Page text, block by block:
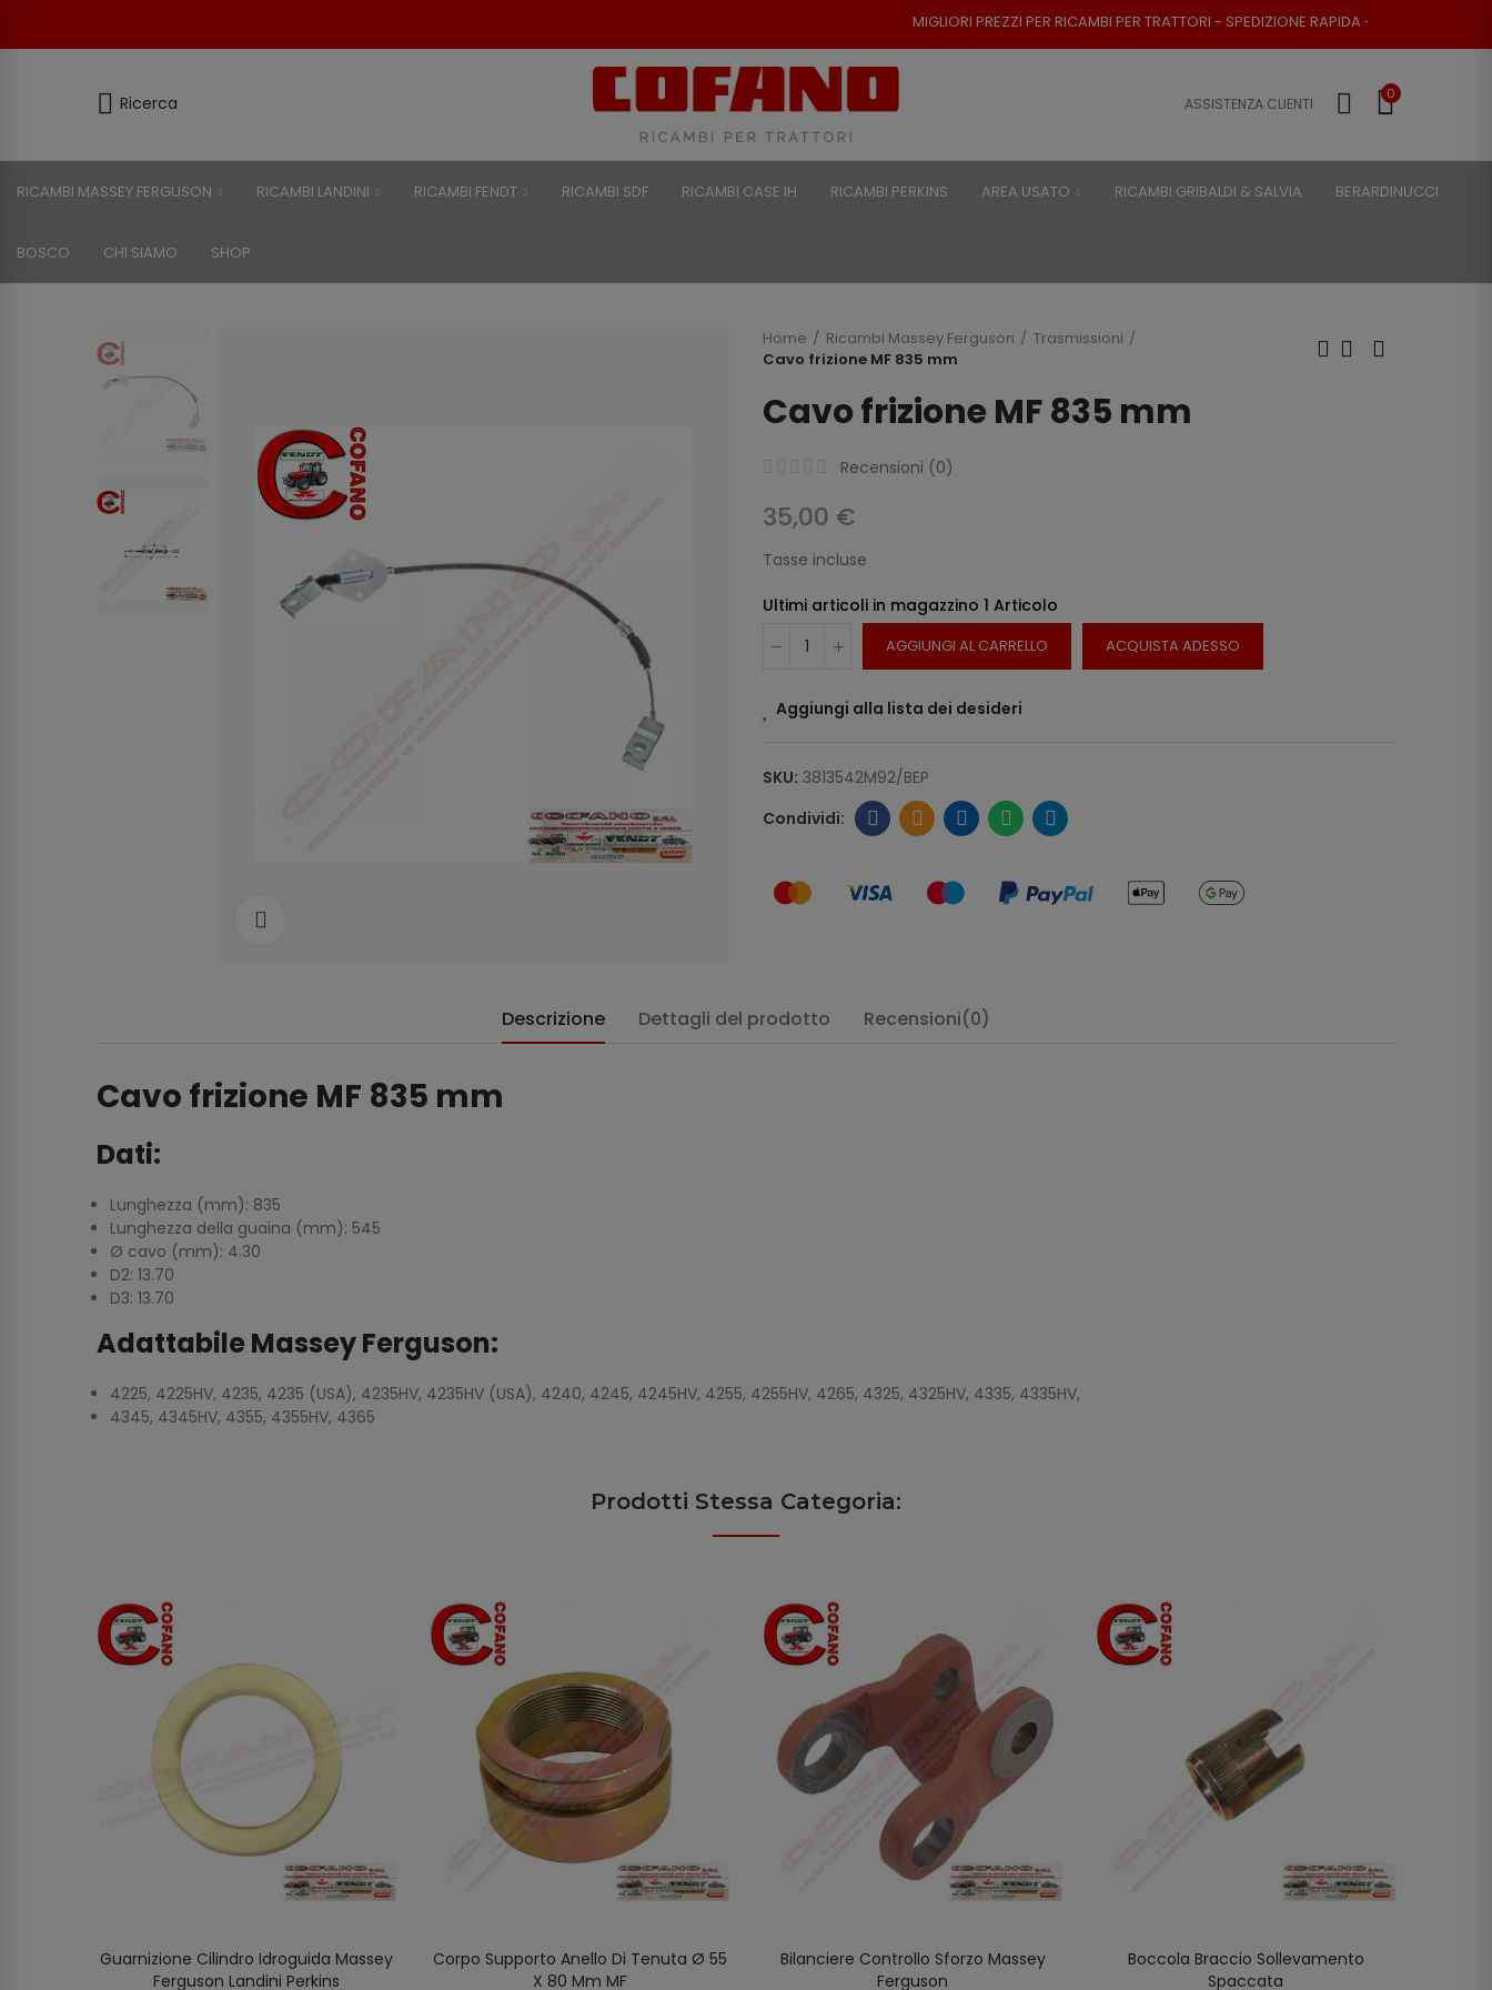
MIGLIORI PREZZI PER RICAMBI PER TRATTORI - SPEDIZIONE RAPIDA - RESO POSSIBILE
Ricerca ASSISTENZA CLIENTI
0
RICAMBI MASSEY FERGUSON RICAMBI LANDINI RICAMBI FENDT RICAMBI SDF RICAMBI CASE IH RICAMBI PERKINS AREA USATO RICAMBI GRIBALDI & SALVIA BERARDINUCCI
BOSCO CHI SIAMO SHOP
Home Ricambi Massey Ferguson
Trasmissioni
Cavo frizione MF 835 mm
Cavo frizione MF 835 mm
Recensioni (0)
35,00 €
Tasse incluse
Ultimi articoli in magazzino 1 Articolo
AGGIUNGI AL CARRELLO ACQUISTA ADESSO
Aggiungi alla lista dei desideri
SKU: 3813542M92/BEP
Descrizione Dettagli del prodotto Recensioni(0)
Cavo frizione MF 835 mm
Dati:
Lunghezza (mm): 835
Lunghezza della guaina (mm): 545
Ø cavo (mm): 4.30
D2: 13.70
D3: 13.70
Adattabile Massey Ferguson:
4225, 4225HV, 4235, 4235 (USA), 4235HV, 4235HV (USA), 4240, 4245, 4245HV, 4255, 4255HV, 4265, 4325, 4325HV, 4335, 4335HV,
4345, 4345HV, 4355, 4355HV, 4365
Prodotti Stessa Categoria:
AGGIUNGI AL CARRELLO
Guarnizione Cilindro Idroguida Massey
Ferguson Landini Perkins
AGGIUNGI AL CARRELLO
Corpo Supporto Anello Di Tenuta Ø 55
X 80 Mm MF
AGGIUNGI AL CARRELLO
Bilanciere Controllo Sforzo Massey
Ferguson
AGGIUNGI AL CARRELLO
Boccola Braccio Sollevamento
Spaccata